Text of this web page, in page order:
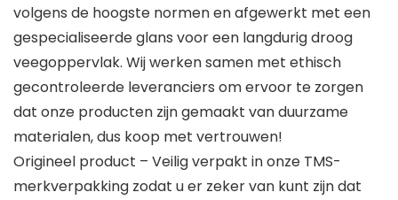
volgens de hoogste normen en afgewerkt met een
gespecialiseerde glans voor een langdurig droog
veegoppervlak. Wij werken samen met ethisch
gecontroleerde leveranciers om ervoor te zorgen
dat onze producten zijn gemaakt van duurzame
materialen, dus koop met vertrouwen!
Origineel product – Veilig verpakt in onze TMS-
merkverpakking zodat u er zeker van kunt zijn dat